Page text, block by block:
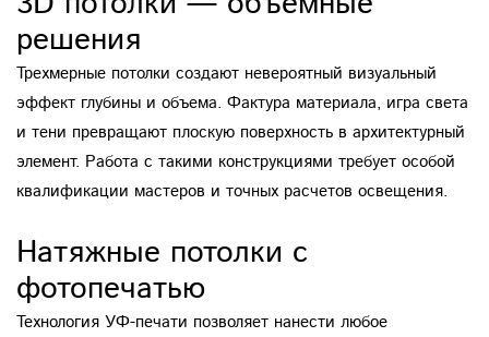
решения
Трехмерные потолки создают невероятный визуальный
эффект глубины и объема. Фактура материала, игра света
и тени превращают плоскую поверхность в архитектурный
элемент. Работа с такими конструкциями требует особой
квалификации мастеров и точных расчетов освещения.
Натяжные потолки с
фотопечатью
Технология УФ-печати позволяет нанести любое